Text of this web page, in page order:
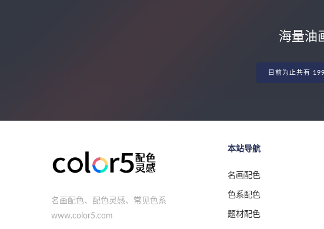
海量油
目前为止共有
名画配色、配色灵感、常见色系
www.color5.com
本站导航
名画配色
色系配色
题材配色